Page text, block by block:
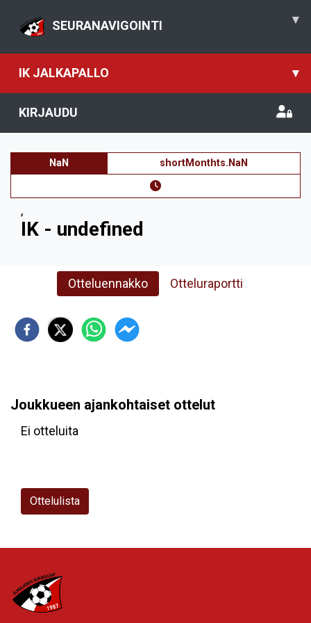
SEURANAVIGOINTI ▾
IK JALKAPALLO ▾
KIRJAUDU
NaN shortMonthts.NaN
,
IK - undefined
Otteluennakko Otteluraportti
Joukkueen ajankohtaiset ottelut
Ei otteluita
Ottelulista